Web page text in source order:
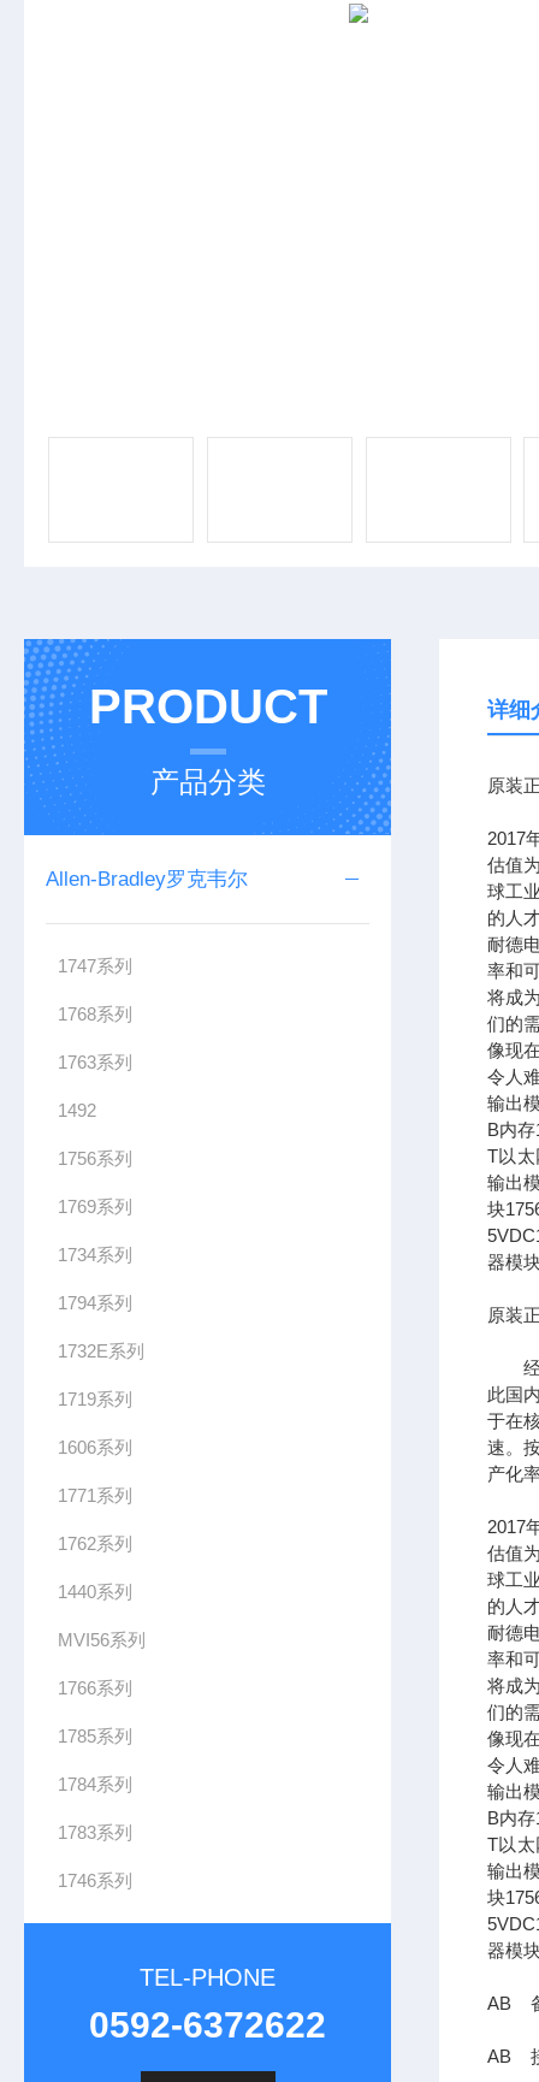
PRODUCT
产品分类
Allen-Bradley罗克韦尔
1747系列
1768系列
1763系列
1492
1756系列
1769系列
1734系列
1794系列
1732E系列
1719系列
1606系列
1771系列
1762系列
1440系列
MVI56系列
1766系列
1785系列
1784系列
1783系列
1746系列
TEL-PHONE
0592-6372622
详细
原装
2017
估值
球工
的人
耐德
率和
将成
们的
像现
令人
输出
B内
T以太
输出
块
器模
原装
经过
此国
于在
速。
产化
2017
估值
球工
的人
耐德
率和
将成
们的
像现
令人
输出
B内
T以太
输出
块
器模
AB
AB